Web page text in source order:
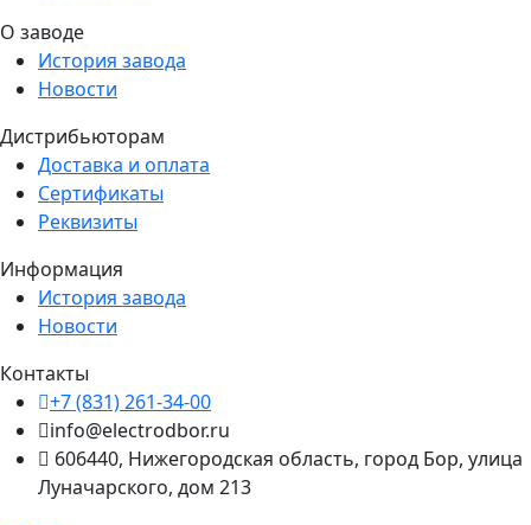
О заводе
История завода
Новости
Дистрибьюторам
Доставка и оплата
Сертификаты
Реквизиты
Информация
История завода
Новости
Контакты
+7 (831) 261-34-00
info@electrodbor.ru
606440, Нижегородская область, город Бор, улица
Луначарского, дом 213